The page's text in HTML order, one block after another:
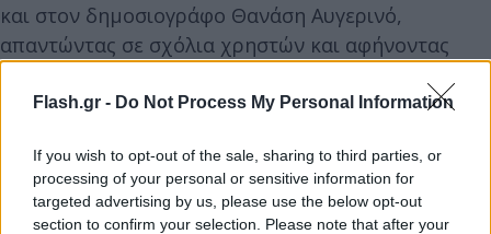
Flash.gr - Do Not Process My Personal Information
If you wish to opt-out of the sale, sharing to third parties, or
processing of your personal or sensitive information for
targeted advertising by us, please use the below opt-out
section to confirm your selection. Please note that after your
και στον δημοσιογράφο Θανάση Αυγερινό,
απαντώντας σε σχόλια χρηστών και αφήνοντας
υπόθεση των Τεμπών και την Καρυστιανού.